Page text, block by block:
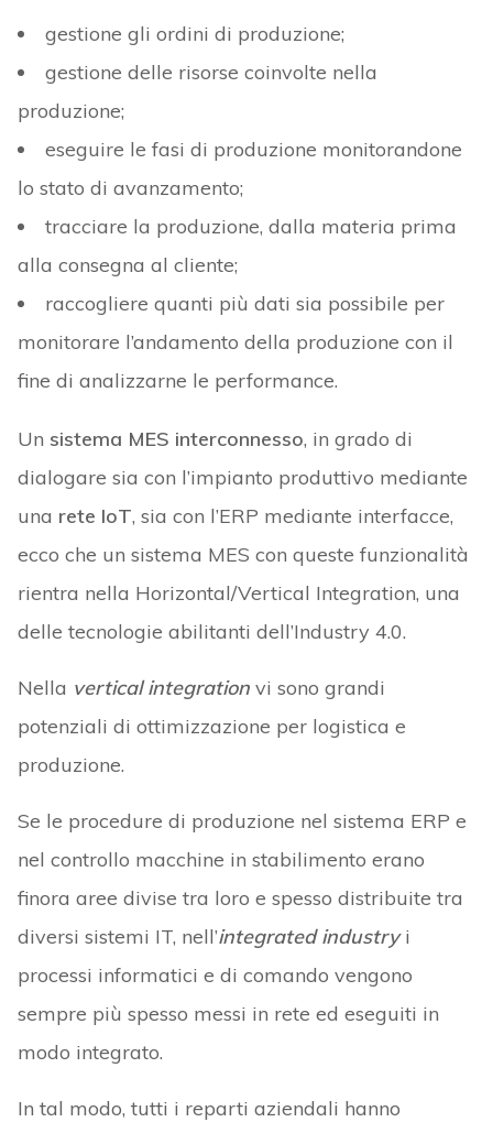
gestione gli ordini di produzione;
gestione delle risorse coinvolte nella
produzione;
eseguire le fasi di produzione monitorandone
lo stato di avanzamento;
tracciare la produzione, dalla materia prima
alla consegna al cliente;
raccogliere quanti più dati sia possibile per
monitorare l’andamento della produzione con il
fine di analizzarne le performance.
Un sistema MES interconnesso, in grado di
dialogare sia con l’impianto produttivo mediante
una rete IoT, sia con l’ERP mediante interfacce,
ecco che un sistema MES con queste funzionalità
rientra nella Horizontal/Vertical Integration, una
delle tecnologie abilitanti dell’Industry 4.0.
Nella vertical integrationvi sono grandi
potenziali di ottimizzazione per logistica e
produzione.
Se le procedure di produzione nel sistema ERP e
nel controllo macchine in stabilimento erano
finora aree divise tra loro e spesso distribuite tra
diversi sistemi IT, nell’integrated industryi
processi informatici e di comando vengono
sempre più spesso messi in rete ed eseguiti in
modo integrato.
In tal modo, tutti i reparti aziendali hanno